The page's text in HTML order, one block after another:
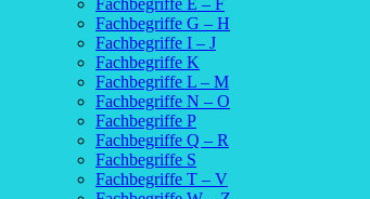
Fachbegriffe E – F
Fachbegriffe G – H
Fachbegriffe I – J
Fachbegriffe K
Fachbegriffe L – M
Fachbegriffe N – O
Fachbegriffe P
Fachbegriffe Q – R
Fachbegriffe S
Fachbegriffe T – V